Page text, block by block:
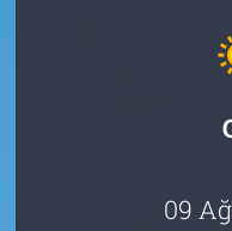
09